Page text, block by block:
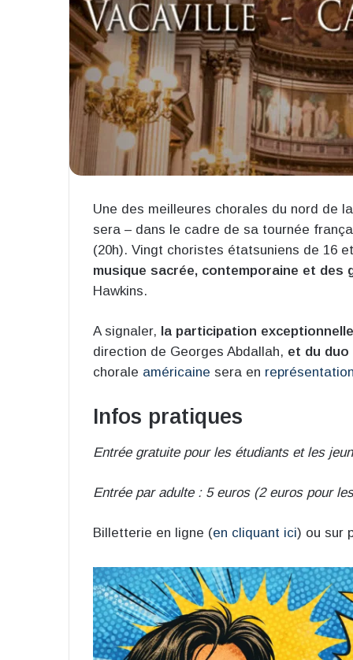
Une des meilleures chorales du nord de
sera – dans le cadre de sa tournée
(20h). Vingt choristes étatsuniens de 16
musique sacrée, contemporaine et des
Hawkins.
A signaler, la participation
direction de Georges Abdallah, et du duo
chorale américaine sera en
Infos pratiques
Entrée gratuite pour les étudiants et les
Entrée par adulte : 5 euros (2 euros pour
Billetterie en ligne (en cliquant ici) ou sur